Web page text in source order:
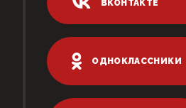
ВКОНТАКТЕ
ОДНОКЛАССНИКИ